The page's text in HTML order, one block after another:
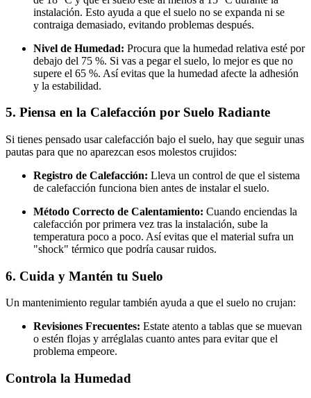
instalación. Esto ayuda a que el suelo no se expanda ni se
contraiga demasiado, evitando problemas después.
Nivel de Humedad: Procura que la humedad relativa esté por
debajo del 75 %. Si vas a pegar el suelo, lo mejor es que no
supere el 65 %. Así evitas que la humedad afecte la adhesión
y la estabilidad.
5. Piensa en la Calefacción por Suelo Radiante
Si tienes pensado usar calefacción bajo el suelo, hay que seguir unas
pautas para que no aparezcan esos molestos crujidos:
Registro de Calefacción: Lleva un control de que el sistema
de calefacción funciona bien antes de instalar el suelo.
Método Correcto de Calentamiento: Cuando enciendas la
calefacción por primera vez tras la instalación, sube la
temperatura poco a poco. Así evitas que el material sufra un
"shock" térmico que podría causar ruidos.
6. Cuida y Mantén tu Suelo
Un mantenimiento regular también ayuda a que el suelo no crujan:
Revisiones Frecuentes: Estate atento a tablas que se muevan
o estén flojas y arréglalas cuanto antes para evitar que el
problema empeore.
Controla la Humedad